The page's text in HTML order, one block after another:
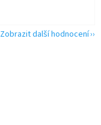
Zobrazit další hodnocení